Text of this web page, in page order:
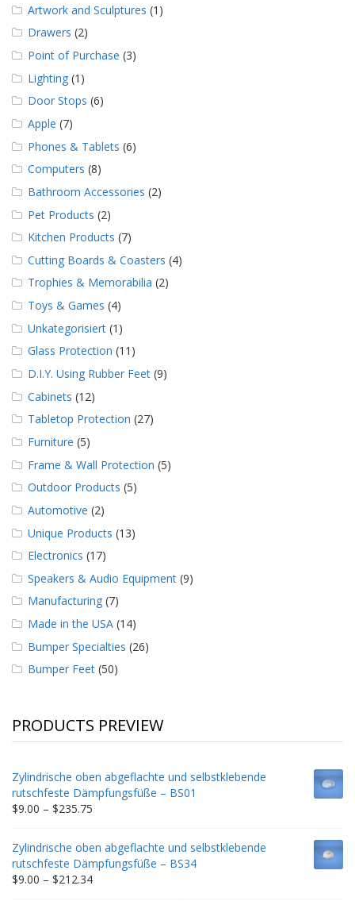
e
n
F
A
Q
B
l
o
g
K
o
n
t
k
t
Artwork and Sculptures (1)
Drawers (2)
Point of Purchase (3)
Lighting (1)
Door Stops (6)
Apple (7)
Phones & Tablets (6)
Computers (8)
Bathroom Accessories (2)
Pet Products (2)
Kitchen Products (7)
Cutting Boards & Coasters (4)
Trophies & Memorabilia (2)
Toys & Games (4)
Unkategorisiert (1)
Glass Protection (11)
D.I.Y. Using Rubber Feet (9)
Cabinets (12)
Tabletop Protection (27)
Furniture (5)
Frame & Wall Protection (5)
Outdoor Products (5)
Automotive (2)
Unique Products (13)
Electronics (17)
Speakers & Audio Equipment (9)
Manufacturing (7)
Made in the USA (14)
Bumper Specialties (26)
Bumper Feet (50)
PRODUCTS PREVIEW
Zylindrische oben abgeflachte und selbstklebende
rutschfeste Dämpfungsfüße – BS01
$9.00 – $235.75
$9.00
through
$235.75
Zylindrische oben abgeflachte und selbstklebende
rutschfeste Dämpfungsfüße – BS34
$9.00 – $212.34Price